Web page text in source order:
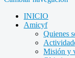
INICIO
Amicyf
Quienes
Misión y